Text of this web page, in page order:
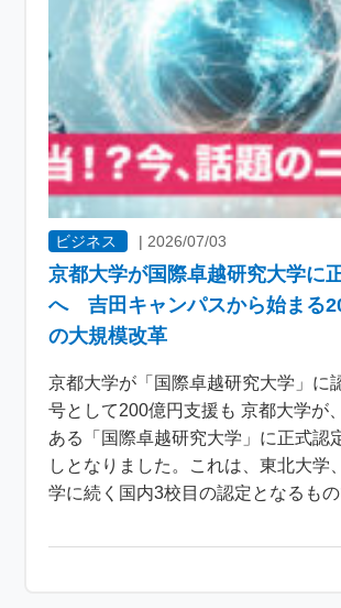
ビジネス | 2026/07/03
京都大学が国際卓越研究大学に
へ 吉田キャンパスから始まる
の大規模改革
京都大学が「国際卓越研究大学」
号として200億円支援も 京都大学が
ある「国際卓越研究大学」に正式認
しとなりました。これは、東北大学
学に続く国内3校目の認定となるも